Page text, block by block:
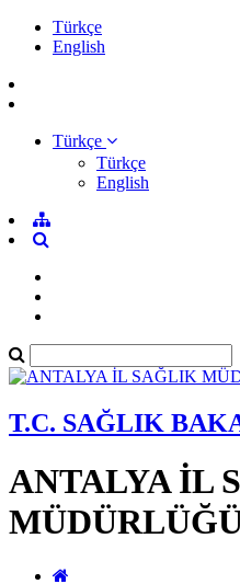
Türkçe
English
Türkçe
Türkçe
English
T.C. SAĞLIK
ANTALYA İL